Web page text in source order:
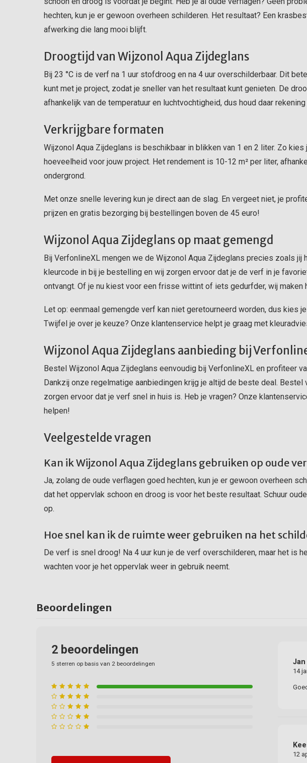
hechten, kun je er gewoon overheen schilderen. Het resultaat? Een
afwerking die lang mooi blijft.
Droogtijd van Wijzonol Aqua Zijdeglans
Bij 23 °C is de verf na 1 uur stofdroog en na 4 uur overschilderbaar. Dit
kunt met je project, zodat je sneller van het resultaat kunt genieten. De
afhankelijk van de temperatuur en luchtvochtigheid, dus houd daar rekening
Verkrijgbare formaten
Wijzonol Aqua Zijdeglans is beschikbaar in blikken van 1 en 2 liter. Zo kies
hoeveelheid voor jouw project. Het rendement is 10-12 m² per liter,
ondergrond.
Met onze snelle levering kun je direct aan de slag. En vergeet niet, je
prijzen en gratis bezorging bij bestellingen boven de 45 euro!
Wijzonol Aqua Zijdeglans op maat gemengd
Bij VerfonlineXL mengen we de Wijzonol Aqua Zijdeglans precies zoals jij
kleurcode in bij je bestelling en wij zorgen ervoor dat je de verf in je
ontvangt. Of je nu kiest voor een frisse wittint of iets gedurfder, wij maken
Let op: eenmaal gemengde verf kan niet geretourneerd worden, dus kies
Twijfel je over je keuze? Onze klantenservice helpt je graag met
Wijzonol Aqua Zijdeglans aanbieding bij
Bestel Wijzonol Aqua Zijdeglans eenvoudig bij VerfonlineXL en profiteer
Dankzij onze regelmatige aanbiedingen krijg je altijd de beste deal. Bestel
zorgen ervoor dat je verf snel in huis is. Heb je vragen? Onze
helpen!
Veelgestelde vragen
Kan ik Wijzonol Aqua Zijdeglans gebruiken op oude
Ja, zolang de oude verflagen goed hechten, kun je er gewoon overheen
dat het oppervlak schoon en droog is voor het beste resultaat. Schuur
op.
Hoe snel kan ik de ruimte weer gebruiken na het
De verf is snel droog! Na 4 uur kun je de verf overschilderen, maar het is
wachten voor je het oppervlak weer in gebruik neemt.
Beoordelingen
2 beoordelingen
5 sterren op basis van 2 beoordelingen Jan
14
12